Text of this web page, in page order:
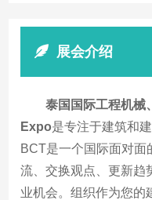
展会介绍
泰国国际工程机械
Expo是专注于建筑和
BCT是一个国际面对面
流、交换观点、更新趋
业机会。组织作为您的